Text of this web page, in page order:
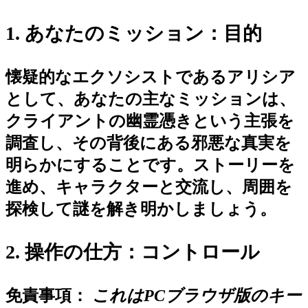
1. あなたのミッション：目的
懐疑的なエクソシストであるアリシア
として、あなたの主なミッションは、
クライアントの幽霊憑きという主張を
調査し、その背後にある邪悪な真実を
明らかにすることです。ストーリーを
進め、キャラクターと交流し、周囲を
探検して謎を解き明かしましょう。
2. 操作の仕方：コントロール
免責事項：
これはPCブラウザ版のキー